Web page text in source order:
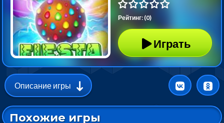
Рейтинг: (0)
Играть
Описание игры
Похожие игры